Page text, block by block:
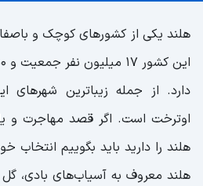
هلند یکی از کشورهای کوچک و
دارد. از جمله زیباترین شهرهای
اوترخت است. اگر قصد مهاجرت و
هلند را دارید باید بگوییم انتخاب
هلند معروف به آسیاب‌های بادی، گل